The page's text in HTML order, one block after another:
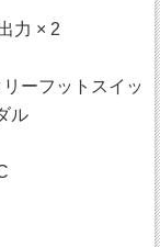
力 × 2
ーフットスイッ
ル